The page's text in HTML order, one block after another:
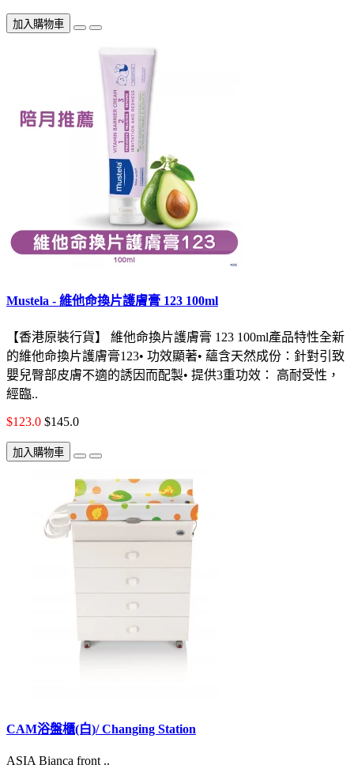
加入購物車
Mustela - 維他命換片護膚膏 123 100ml
【香港原裝行貨】 維他命換片護膚膏 123 100ml產品特性全新
的維他命換片護膚膏123• 功效顯著• 蘊含天然成份：針對引致
嬰兒臀部皮膚不適的誘因而配製• 提供3重功效： 高耐受性，
經臨..
$123.0 $145.0
加入購物車
CAM浴盤櫃(白)/ Changing Station
ASIA Bianca front ..